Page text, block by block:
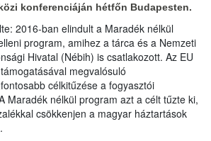
konferenciáján hétfőn Budapesten.
2016-ban elindult a Maradék nélkül
program, amihez a tárca és a Nemzeti
Hivatal (Nébih) is csatlakozott. Az EU
megvalósuló
célkitűzése a fogyasztói
Maradék nélkül program azt a célt tűzte ki,
csökkenjen a magyar háztartások